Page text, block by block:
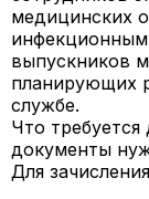
медицинских
выпускников
планирующих
службе.
Что требуется
документы
Для